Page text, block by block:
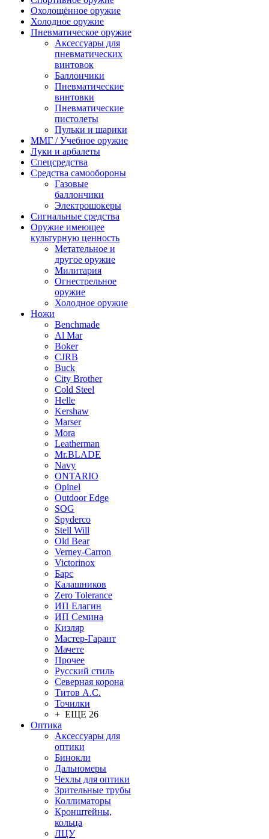
Охолощённое оружие
Холодное оружие
Пневматическое оружие
Аксессуары для
пневматических
винтовок
Баллончики
Пневматические
винтовки
Пневматические
пистолеты
Пульки и шарики
ММГ / Учебное оружие
Луки и арбалеты
Спецсредства
Средства самообороны
Газовые
баллончики
Электрошокеры
Сигнальные средства
Оружие имеющее
культурную ценность
Метательное и
другое оружие
Милитария
Огнестрельное
оружие
Холодное оружие
Ножи
Benchmade
Al Mar
Boker
CJRB
Buck
City Brother
Cold Steel
Helle
Kershaw
Marser
Mora
Leatherman
Mr.BLADE
Navy
ONTARIO
Opinel
Outdoor Edge
SOG
Spyderco
Stell Will
Old Bear
Verney-Carron
Victorinox
Барс
Калашников
Zero Tolerance
ИП Елагин
ИП Семина
Кизляр
Мастер-Гарант
Мачете
Прочее
Русский стиль
Северная корона
Титов А.С.
Точилки
+ ЕЩЕ 26
Оптика
Аксессуары для
оптики
Бинокли
Дальномеры
Чехлы для оптики
Зрительные трубы
Коллиматоры
Кронштейны,
кольца
ЛЦУ